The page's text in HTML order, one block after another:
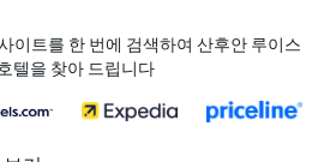
이트를 한 번에 검색하여 산후안 루이스
텔을 찾아 드립니다